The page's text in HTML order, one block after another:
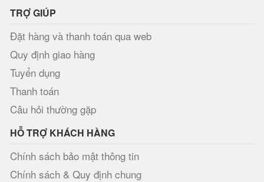
TRỢ GIÚP
Đặt hàng và thanh toán qua web
Quy định giao hàng
Tuyển dụng
Thanh toán
Câu hỏi thường gặp
HỖ TRỢ KHÁCH HÀNG
Chính sách bảo mật thông tin
Chính sách & Quy định chung